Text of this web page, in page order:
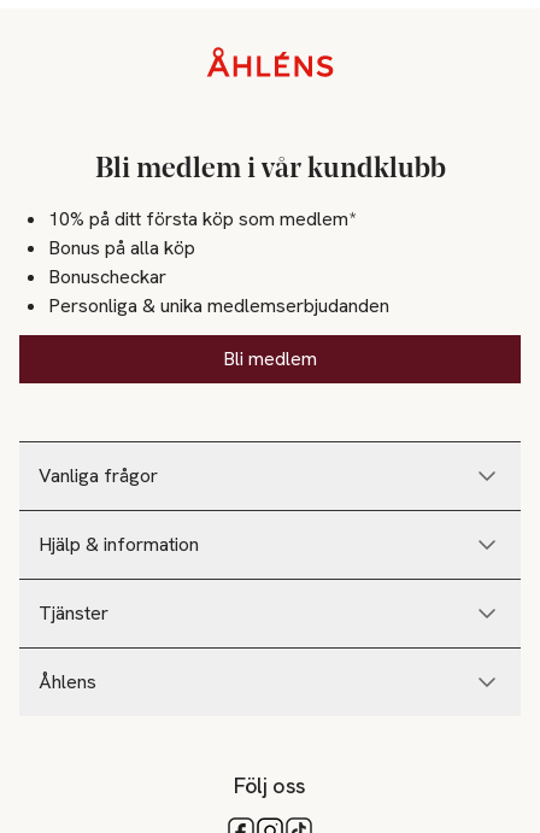
Vanliga frågor
Hjälp & information
Tjänster
Åhlens
Bli medlem i vår kundklubb
10% på ditt första köp som medlem*
Bonus på alla köp
Bonuscheckar
Personliga & unika medlemserbjudanden
Bli medlem
Följ oss